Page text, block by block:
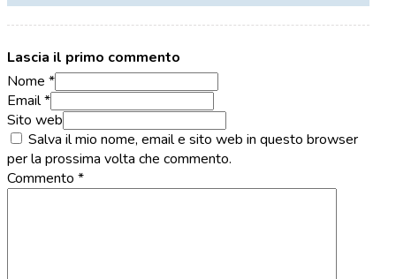
Lascia il primo commento
Nome *
Email *
Sito web
Salva il mio nome, email e sito web in questo browser
per la prossima volta che commento.
Commento *